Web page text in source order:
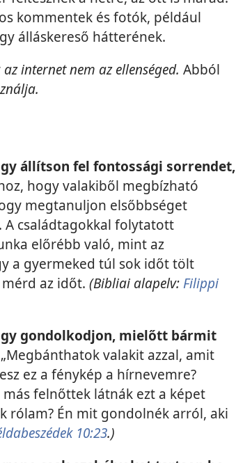
kommentek és fotók, például
álláskereső hátterének.
az internet nem az ellenséged. Abból
állítson fel fontossági sorrendet,
hogy valakiből megbízható
megtanuljon elsőbbséget
családtagokkal folytatott
előrébb való, mint az
a gyermeked túl sok időt tölt
az időt. (Bibliai alapelv: Filippi
gondolkodjon, mielőtt bármit
valakit azzal, amit
ez a fénykép a hírnevemre?
felnőttek látnák ezt a képet
rólam? Én mit gondolnék arról, aki
10:23.)